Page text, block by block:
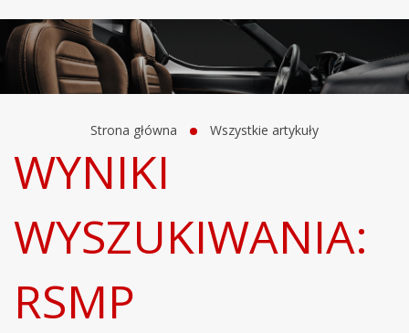
Strona główna Wszystkie artykuły
WYNIKI
WYSZUKIWANIA:
RSMP